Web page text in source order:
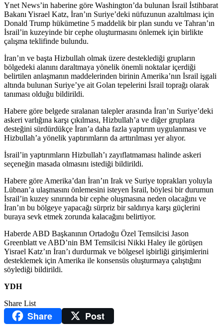
Ynet News’in haberine göre Washington’da bulunan İsrail İstihbarat
Bakanı Yisrael Katz, İran’ın Suriye’deki nüfuzunun azaltılması için
Donald Trump hükümetine 5 maddelik bir plan sundu ve Tahran’ın
İsrail’in kuzeyinde bir cephe oluşturmasını önlemek için birlikte
çalışma teklifinde bulundu.
İran’ın ve başta Hizbullah olmak üzere desteklediği grupların
bölgedeki alanını daraltmaya yönelik önemli noktalar içerdiği
belirtilen anlaşmanın maddelerinden birinin Amerika’nın İsrail işgali
altında bulunan Suriye’ye ait Golan tepelerini İsrail toprağı olarak
tanıması olduğu bildirildi.
Habere göre belgede sıralanan talepler arasında İran’ın Suriye’deki
askeri varlığına karşı çıkılması, Hizbullah’a ve diğer gruplara
desteğini sürdürdükçe İran’a daha fazla yaptırım uygulanması ve
Hizbullah’a yönelik yaptırımların da arttırılması yer alıyor.
İsrail’in yaptırımların Hizbullah’ı zayıflatmaması halinde askeri
seçeneğin masada olmasını istediği bildirildi.
Habere göre Amerika’dan İran’ın Irak ve Suriye toprakları yoluyla
Lübnan’a ulaşmasını önlemesini isteyen İsrail, böylesi bir durumun
İsrail’in kuzey sınırında bir cephe oluşmasına neden olacağını ve
İran’ın bu bölgeye yapacağı sürpriz bir saldırıya karşı güçlerini
buraya sevk etmek zorunda kalacağını belirtiyor.
Haberde ABD Başkanının Ortadoğu Özel Temsilcisi Jason
Greenblatt ve ABD’nin BM Temsilcisi Nikki Haley ile görüşen
Yisrael Katz’ın İran’ı durdurmak ve bölgesel işbirliği girişimlerini
desteklemek için Amerika ile konsensüs oluşturmaya çalıştığını
söylediği bildirildi.
YDH
Share List
Share Post